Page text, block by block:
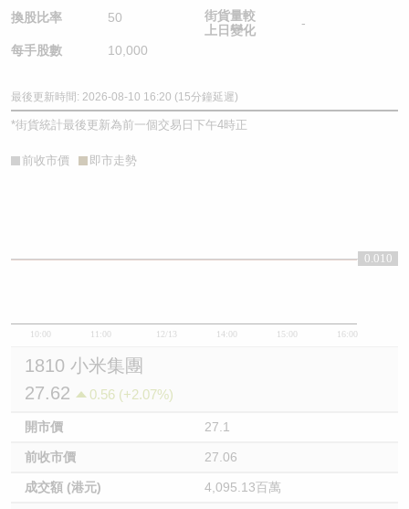
換股比率 50
每手股數 10,000
街貨量較
上日變化
-
最後更新時間: 2026-08-10 16:20 (15分鐘延遲)
*街貨統計最後更新為前一個交易日下午4時正
前收市價 即市走勢
10:00 11:00 12/13 14:00 15:00 16:00
0.01
0.010
1810 小米集團
27.62
0.56 (+2.07%)
開市價 27.1
前收市價 27.06
成交額 (港元) 4,095.13百萬